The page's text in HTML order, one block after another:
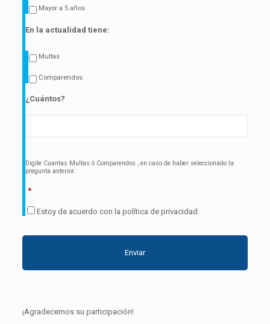
Mayor a 5 años
En la actualidad tiene:
Multas
Comparendos
¿Cuántos?
Digite Cuantas Multas ó Comparendos , en caso de haber seleccionado la
pregunta anterior.
*
Estoy de acuerdo con la política de privacidad.
¡Agradecemos su participación!